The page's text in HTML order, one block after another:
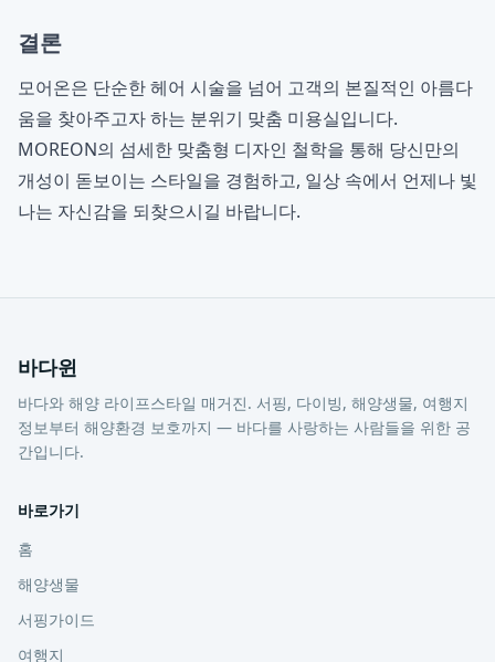
결론
모어온은 단순한 헤어 시술을 넘어 고객의 본질적인 아름다
움을 찾아주고자 하는 분위기 맞춤 미용실입니다.
MOREON의 섬세한 맞춤형 디자인 철학을 통해 당신만의
개성이 돋보이는 스타일을 경험하고, 일상 속에서 언제나 빛
나는 자신감을 되찾으시길 바랍니다.
바다윈
바다와 해양 라이프스타일 매거진. 서핑, 다이빙, 해양생물, 여행지
정보부터 해양환경 보호까지 — 바다를 사랑하는 사람들을 위한 공
간입니다.
바로가기
홈
해양생물
서핑가이드
여행지